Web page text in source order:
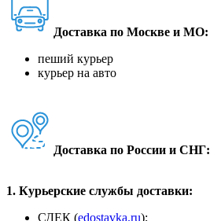
Доставка по Москве и МО:
пеший курьер
курьер на авто
Доставка по России и СНГ:
1. Курьерские службы доставки:
СДЕК (edostavka.ru);